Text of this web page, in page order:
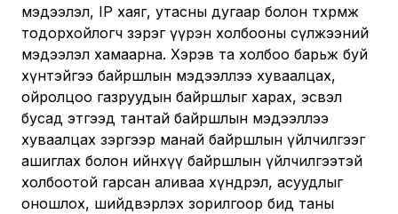
мэдээлэл, IP хаяг, утасны дугаар болон төхөөрөмж
тодорхойлогч зэрэг үүрэн холбооны сүлжээний
мэдээлэл хамаарна. Хэрэв та холбоо барьж буй
хүнтэйгээ байршлын мэдээллээ хуваалцах,
ойролцоо газруудын байршлыг харах, эсвэл
бусад этгээд тантай байршлын мэдээллээ
хуваалцах зэргээр манай байршлын үйлчилгээг
ашиглах болон ийнхүү байршлын үйлчилгээтэй
холбоотой гарсан аливаа хүндрэл, асуудлыг
оношлох, шийдвэрлэх зорилгоор бид таны